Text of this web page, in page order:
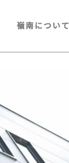
嶺南について